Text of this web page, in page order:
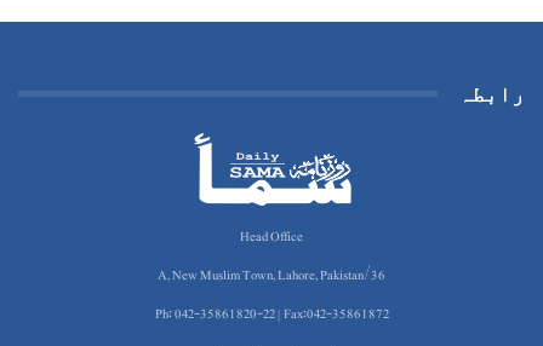
رابطہ
Head Office
36/A, New Muslim Town, Lahore, Pakistan
Ph: 042-35861820-22 | Fax:042-35861872